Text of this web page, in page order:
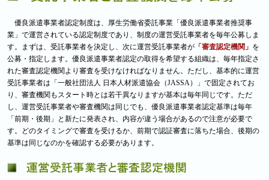
優良派遣事業者認定制度は、厚生労働省委託事業「優良派遣事業者推奨事
業」で運営されている認定制度であり、制度の運営受託事業者を毎年公募しま
す。まずは、受託事業者を決定し、次に運営受託事業者が 「審査認定機関」 を
公募・指定します。優良派遣事業者認定の取得を希望する組織は、毎年指定さ
れた審査認定機関より審査を受けなければなりません。ただし、基本的に運営
受託事業者は「一般社団法人 日本人材派遣協会（JASSA）」で固定されてお
り、審査機関もスタート時とは若干異なりますが基本は毎年同じです。ただ
し、運営受託事業者や審査機関は同じでも、優良派遣事業者認定基準は毎年
「前期・後期」と新たに発表され、内容が違う場合があるので注意が必要で
す。どのタイミングで審査を受けるか、前期で認証審査に落ちた場合、後期の
基準は同じなのかを確認する必要があります。